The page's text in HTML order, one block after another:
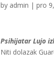
by admin |pro
Psihijatar Lujo
Niti dolazak